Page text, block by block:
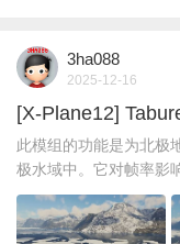
3ha088
2025-12-16
[X-Plane12]
此模组的功能是为北极
极水域中。它对帧率影